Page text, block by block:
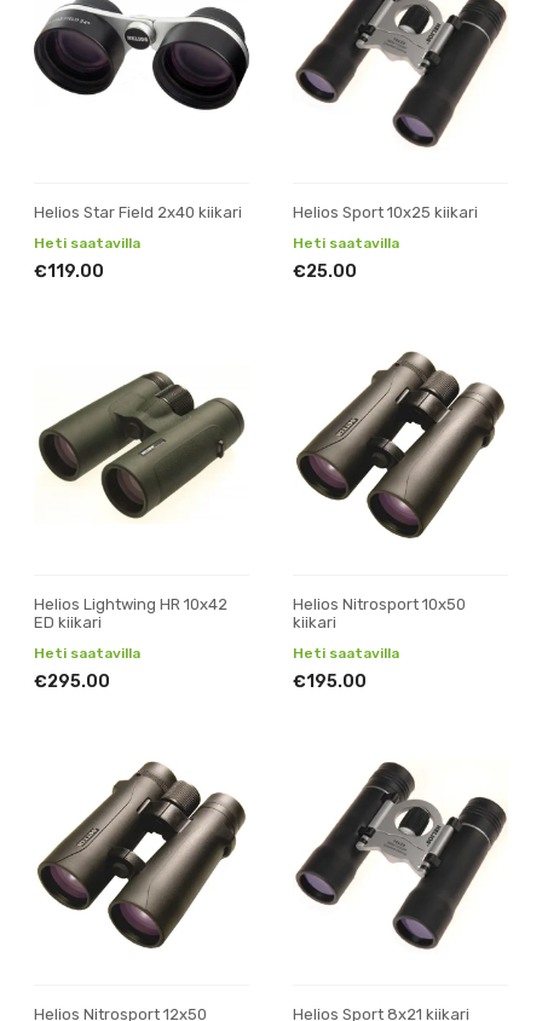
Helios Star Field 2x40 kiikari
Heti saatavilla
€119.00
Helios Sport 10x25 kiikari
Heti saatavilla
€25.00
Helios Lightwing HR 10x42
ED kiikari
Heti saatavilla
€295.00
Helios Nitrosport 10x50
kiikari
Heti saatavilla
€195.00
Helios Nitrosport 12x50 Helios Sport 8x21 kiikari